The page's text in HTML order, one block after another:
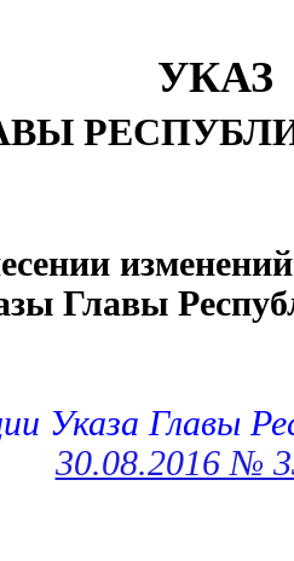
УКАЗ
Главы
Указа Главы
30.08.2016 №